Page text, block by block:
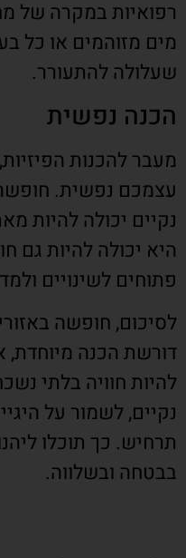
רפואיות במקרה של
מים מזוהמים או כל
שעלולה להתעורר.
הכנה נפשית
מעבר להכנות
עצמכם נפשית.
נקיים יכולה להיות
היא יכולה להיות גם
פתוחים לשינויים
לסיכום, חופשה
דורשת הכנה מיוחדת,
להיות חוויה בלתי
נקיים, לשמור על
תרחיש. כך תוכלו
בבטחה ובשלווה.